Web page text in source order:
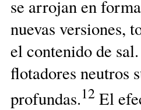
se arrojan en
nuevas versiones,
el contenido de
flotadores neutros
profundas.12 El